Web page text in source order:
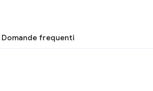
Domande frequenti